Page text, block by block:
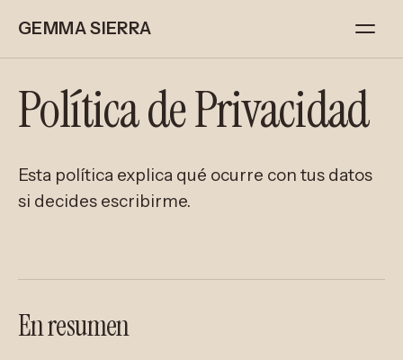
GEMMA SIERRA
Política de Privacidad
Esta política explica qué ocurre con tus datos
si decides escribirme.
En resumen